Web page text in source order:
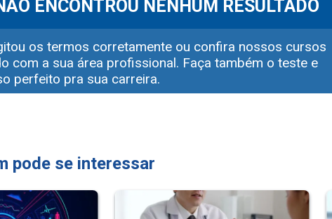
ENCONTROU NENHUM RESULTADO
os termos corretamente ou confira nossos cursos
com a sua área profissional. Faça também o teste e
perfeito pra sua carreira.
pode se interessar